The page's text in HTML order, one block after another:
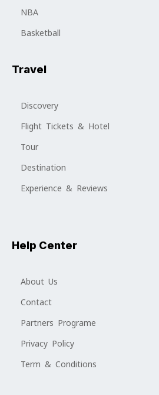
NBA
Basketball
Travel
Discovery
Flight Tickets & Hotel
Tour
Destination
Experience & Reviews
Help Center
About Us
Contact
Partners Programe
Privacy Policy
Term & Conditions